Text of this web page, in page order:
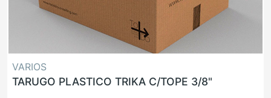
VARIOS
TARUGO PLASTICO TRIKA C/TOPE 3/8"